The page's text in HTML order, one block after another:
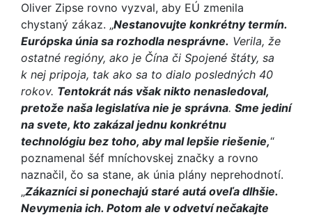
Oliver Zipse rovno vyzval, aby EÚ zmenila
chystaný zákaz. „Nestanovujte konkrétny termín.
Európska únia sa rozhodla nesprávne. Verila, že
ostatné regióny, ako je Čína či Spojené štáty, sa
k nej pripoja, tak ako sa to dialo posledných 40
rokov. Tentokrát nás však nikto nenasledoval,
pretože naša legislatíva nie je správna. Sme jediní
na svete, kto zakázal jednu konkrétnu
technológiu bez toho, aby mal lepšie riešenie,“
poznamenal šéf mníchovskej značky a rovno
naznačil, čo sa stane, ak únia plány neprehodnotí.
„Zákazníci si ponechajú staré autá oveľa dlhšie.
Nevymenia ich. Potom ale v odvetví nečakajte